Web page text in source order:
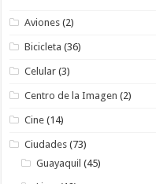
Aviones (2)
Bicicleta (36)
Celular (3)
Centro de la Imagen (2)
Cine (14)
Ciudades (73)
Guayaquil (45)